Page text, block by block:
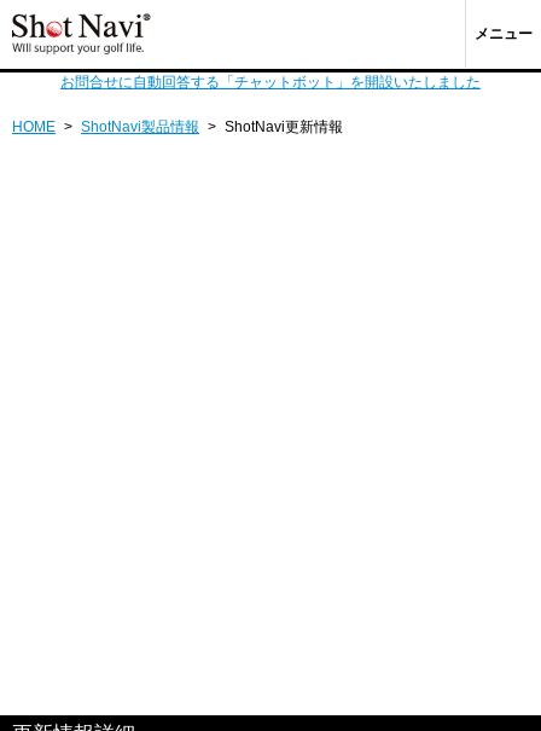
メニュー
お問合せに自動回答する「チャットボット」を開設いたしました
HOME > ShotNavi製品情報 > ShotNavi更新情報